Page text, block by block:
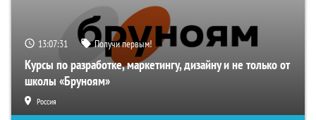
13:07:30 Получи первым!
Курсы по разработке, маркетингу, дизайну и не только от
школы «Бруноям»
Россия